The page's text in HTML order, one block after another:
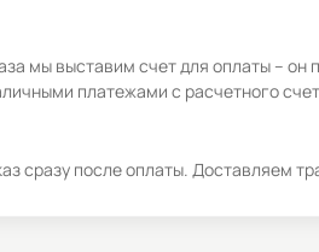
мы выставим счет для оплаты – он
платежами с расчетного
сразу после оплаты. Доставляем